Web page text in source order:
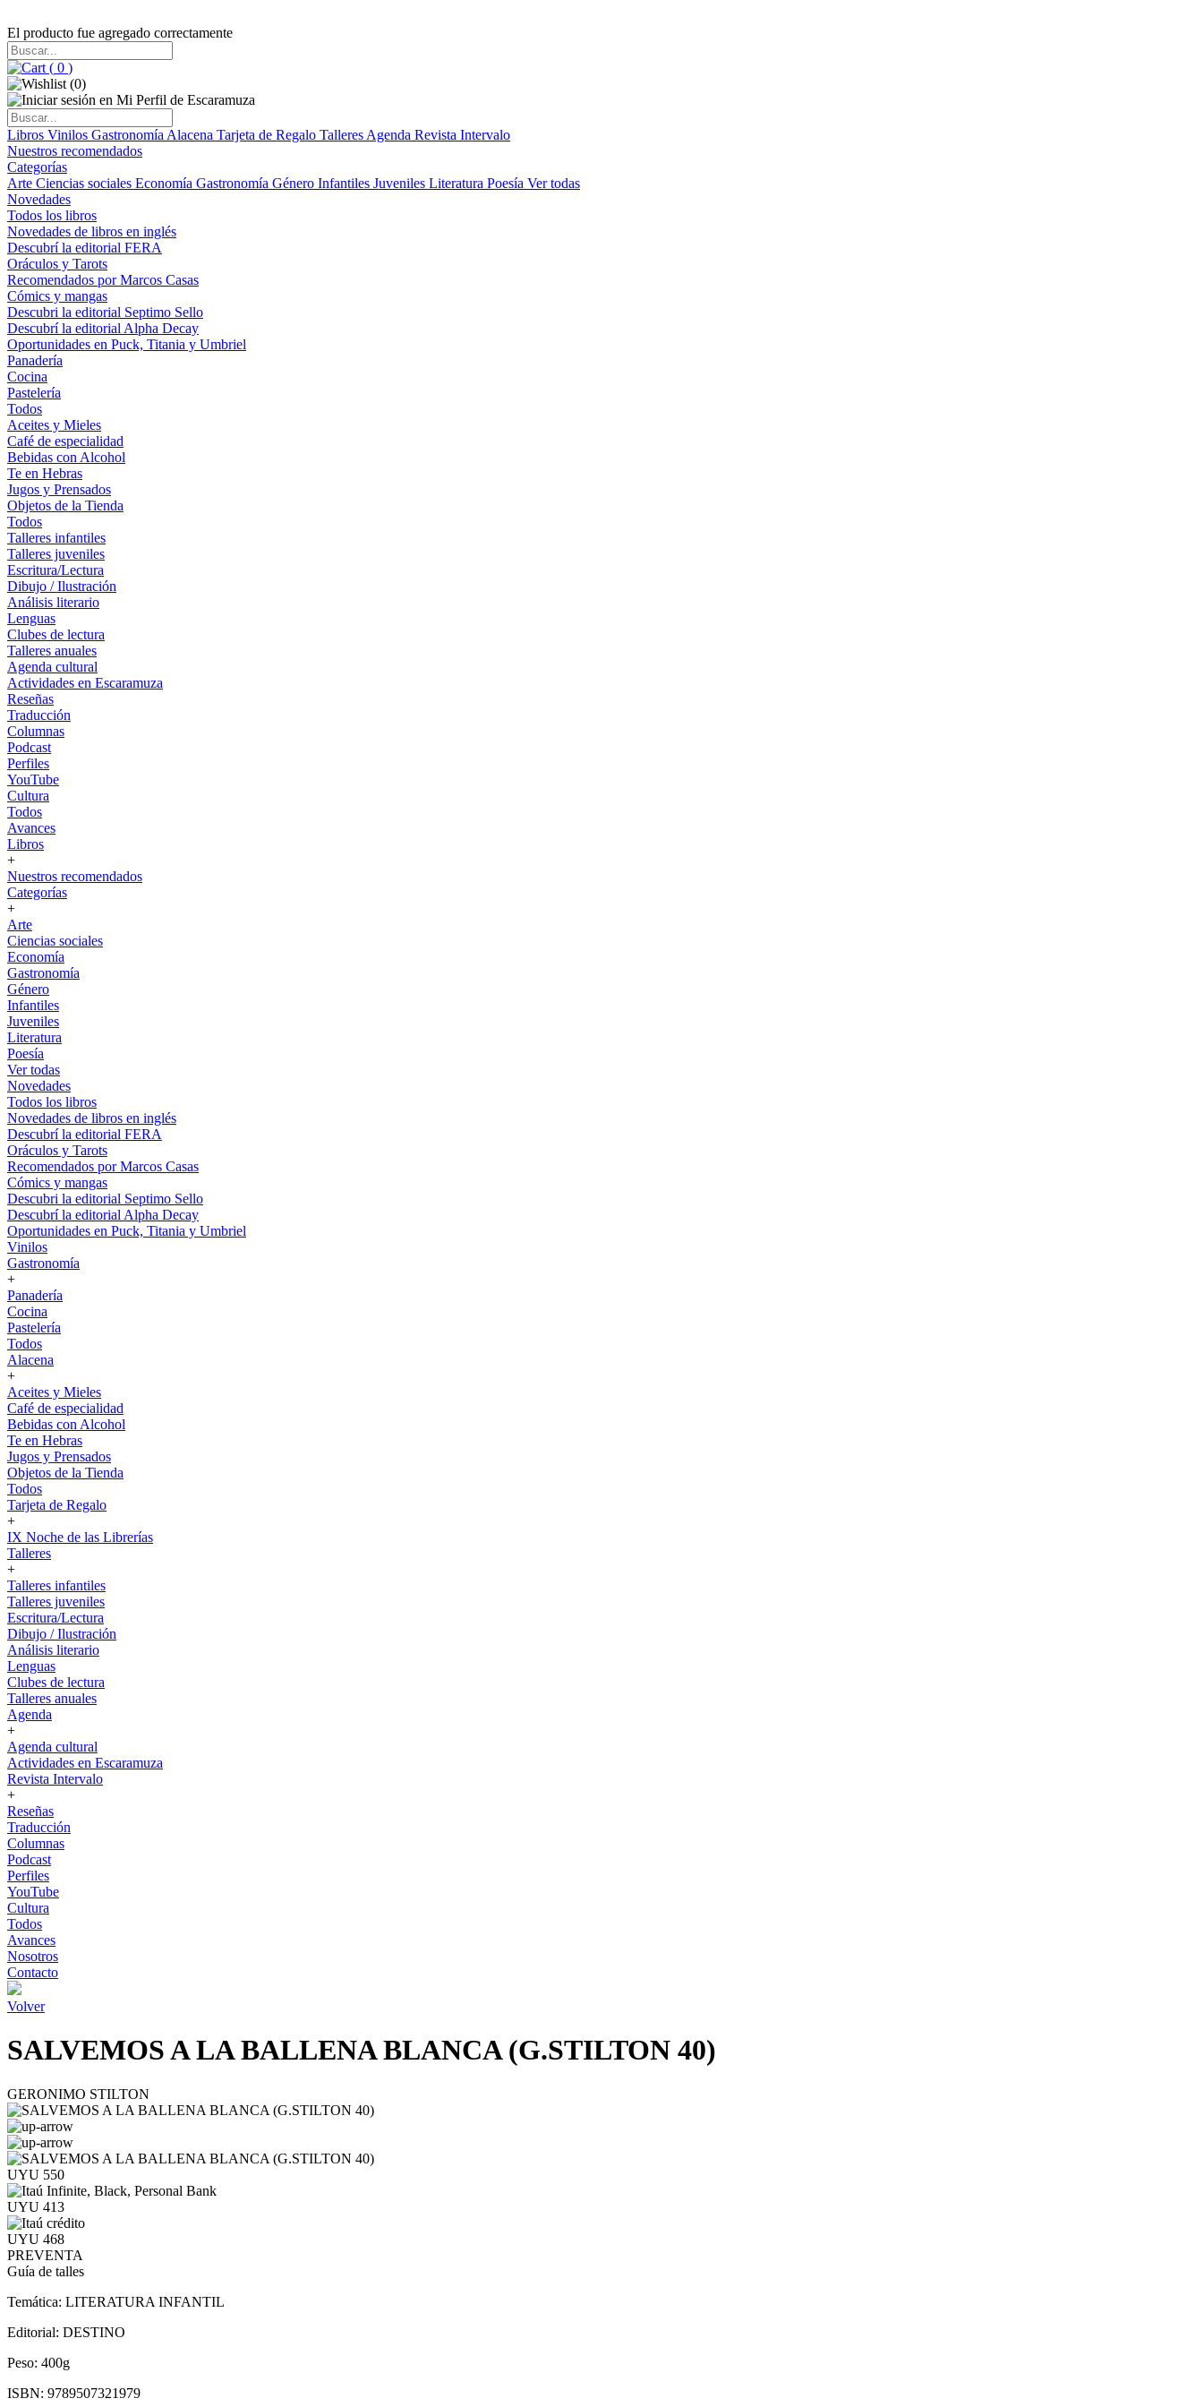
El producto fue agregado correctamente
( 0 )
(0)
Libros Vinilos Gastronomía Alacena Tarjeta de Regalo Talleres Agenda Revista Intervalo
Nuestros recomendados
Categorías
Arte Ciencias sociales Economía Gastronomía Género Infantiles Juveniles Literatura Poesía Ver todas
Novedades
Todos los libros
Novedades de libros en inglés
Descubrí la editorial FERA
Oráculos y Tarots
Recomendados por Marcos Casas
Cómics y mangas
Descubri la editorial Septimo Sello
Descubrí la editorial Alpha Decay
Oportunidades en Puck, Titania y Umbriel
Panadería
Cocina
Pastelería
Todos
Aceites y Mieles
Café de especialidad
Bebidas con Alcohol
Te en Hebras
Jugos y Prensados
Objetos de la Tienda
Todos
Talleres infantiles
Talleres juveniles
Escritura/Lectura
Dibujo / Ilustración
Análisis literario
Lenguas
Clubes de lectura
Talleres anuales
Agenda cultural
Actividades en Escaramuza
Reseñas
Traducción
Columnas
Podcast
Perfiles
YouTube
Cultura
Todos
Avances
Libros
+
Nuestros recomendados
Categorías
+
Arte
Ciencias sociales
Economía
Gastronomía
Género
Infantiles
Juveniles
Literatura
Poesía
Ver todas
Novedades
Todos los libros
Novedades de libros en inglés
Descubrí la editorial FERA
Oráculos y Tarots
Recomendados por Marcos Casas
Cómics y mangas
Descubri la editorial Septimo Sello
Descubrí la editorial Alpha Decay
Oportunidades en Puck, Titania y Umbriel
Vinilos
Gastronomía
+
Panadería
Cocina
Pastelería
Todos
Alacena
+
Aceites y Mieles
Café de especialidad
Bebidas con Alcohol
Te en Hebras
Jugos y Prensados
Objetos de la Tienda
Todos
Tarjeta de Regalo
+
IX Noche de las Librerías
Talleres
+
Talleres infantiles
Talleres juveniles
Escritura/Lectura
Dibujo / Ilustración
Análisis literario
Lenguas
Clubes de lectura
Talleres anuales
Agenda
+
Agenda cultural
Actividades en Escaramuza
Revista Intervalo
+
Reseñas
Traducción
Columnas
Podcast
Perfiles
YouTube
Cultura
Todos
Avances
Nosotros
Contacto
Volver
SALVEMOS A LA BALLENA BLANCA (G.STILTON 40)
GERONIMO STILTON
UYU 550
UYU 413
UYU 468
PREVENTA
Guía de talles
Temática: LITERATURA INFANTIL
Editorial: DESTINO
Peso: 400g
ISBN: 9789507321979